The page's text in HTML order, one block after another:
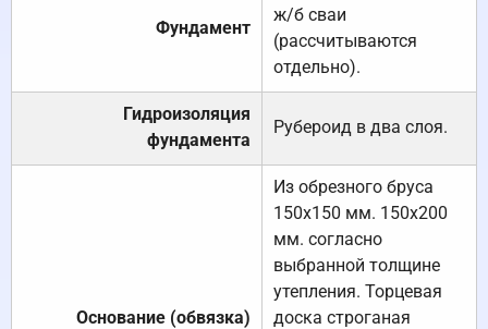
Фундамент
ж/б сваи
(рассчитываются
отдельно).
Гидроизоляция
фундамента
Рубероид в два слоя.
Основание (обвязка)
Из обрезного бруса
150х150 мм. 150х200
мм. согласно
выбранной толщине
утепления. Торцевая
доска строганая